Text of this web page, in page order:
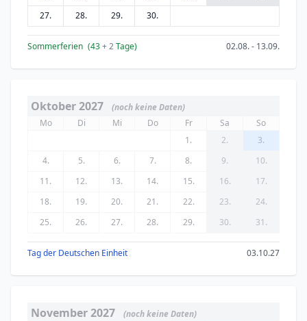
27.
28. 29. 30.
Sommerferien (43+ 2Tage) 02.08. - 13.09.
Oktober 2027
(noch keine Daten)
Mo
Di Mi Do Fr Sa
So
1.
2.
3.
4.
5. 6. 7. 8. 9.
10.
11.
12. 13. 14. 15. 16.
17.
18.
19. 20. 21. 22. 23.
24.
25.
26. 27. 28. 29. 30. 31.
Tag der Deutschen Einheit 03.10.27
November 2027
(noch keine Daten)